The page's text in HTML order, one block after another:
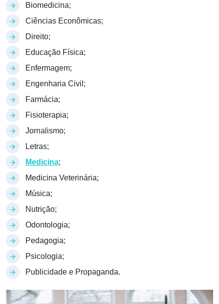
Biomedicina;
Ciências Econômicas;
Direito;
Educação Física;
Enfermagem;
Engenharia Civil;
Farmácia;
Fisioterapia;
Jornalismo;
Letras;
Medicina;
Medicina Veterinária;
Música;
Nutrição;
Odontologia;
Pedagogia;
Psicologia;
Publicidade e Propaganda.